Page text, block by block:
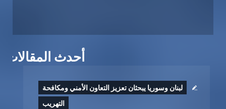
أحدث المقالات
لبنان وسوريا يبحثان تعزيز التعاون الأمني ومكافحة
التهريب